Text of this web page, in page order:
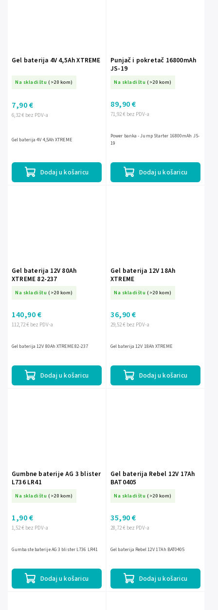
Gel baterija 4V 4,5Ah XTREME
Na skladištu (>20 kom)
6,32 € bez PDV-a
7,90 €
Dodaj u košaricu
Gel baterija 4V 4,5Ah XTREME
Punjač i pokretač 16800mAh
JS-19
Na skladištu (>20 kom)
71,92 € bez PDV-a
89,90 €
Dodaj u košaricu
Power banka - Jump Starter 16800mAh JS-
19
Gel baterija 12V 80Ah
XTREME 82-237
Na skladištu (>20 kom)
112,72 € bez PDV-a
140,90 €
Dodaj u košaricu
Gel baterija 12V 80Ah XTREME 82-237
Gel baterija 12V 18Ah
XTREME
Na skladištu (>20 kom)
29,52 € bez PDV-a
36,90 €
Dodaj u košaricu
Gel baterija 12V 18Ah XTREME
Gumbne baterije AG 3 blister
L736 LR41
Na skladištu (>20 kom)
1,52 € bez PDV-a
1,90 €
Dodaj u košaricu
Gumbaste baterije AG 3 blister L736 LR41
Gel baterija Rebel 12V 17Ah
BAT0405
Na skladištu (>20 kom)
28,72 € bez PDV-a
35,90 €
Dodaj u košaricu
Gel baterija Rebel 12V 17Ah BAT0405